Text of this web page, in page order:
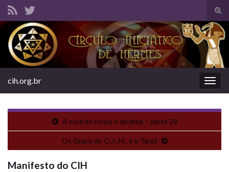
de
Search for:
cih.org.br
A cura do corpo e da alma – parte 28
Os Graus do C:.I:.H:. e o Tarot
Manifesto do CIH